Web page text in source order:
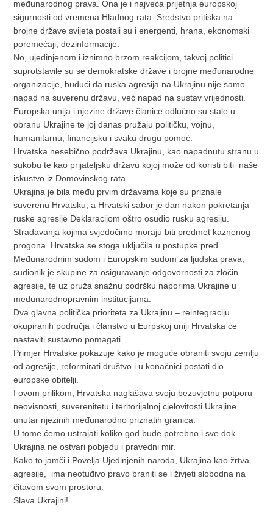
međunarodnog prava. Ona je i najveća prijetnja europskoj
sigurnosti od vremena Hladnog rata. Sredstvo pritiska na
brojne države svijeta postali su i energenti, hrana, ekonomski
poremećaji, dezinformacije.
No, ujedinjenom i iznimno brzom reakcijom, takvoj politici
suprotstavile su se demokratske države i brojne međunarodne
organizacije, budući da ruska agresija na Ukrajinu nije samo
napad na suverenu državu, već napad na sustav vrijednosti.
Europska unija i njezine države članice odlučno su stale u
obranu Ukrajine te joj danas pružaju političku, vojnu,
humanitarnu, financijsku i svaku drugu pomoć.
Hrvatska nesebično podržava Ukrajinu, kao napadnutu stranu u
sukobu te kao prijateljsku državu kojoj može od koristi biti naše
iskustvo iz Domovinskog rata.
Ukrajina je bila među prvim državama koje su priznale
suverenu Hrvatsku, a Hrvatski sabor je dan nakon pokretanja
ruske agresije Deklaracijom oštro osudio rusku agresiju.
Stradavanja kojima svjedočimo moraju biti predmet kaznenog
progona. Hrvatska se stoga uključila u postupke pred
Međunarodnim sudom i Europskim sudom za ljudska prava,
sudionik je skupine za osiguravanje odgovornosti za zločin
agresije, te uz pruža snažnu podršku naporima Ukrajine u
međunarodnopravnim institucijama.
Dva glavna politička prioriteta za Ukrajinu – reintegraciju
okupiranih područja i članstvo u Eurpskoj uniji Hrvatska će
nastaviti sustavno pomagati.
Primjer Hrvatske pokazuje kako je moguće obraniti svoju zemlju
od agresije, reformirati društvo i u konačnici postati dio
europske obitelji.
I ovom prilikom, Hrvatska naglašava svoju bezuvjetnu potporu
neovisnosti, suverenitetu i teritorijalnoj cjelovitosti Ukrajine
unutar njezinih međunarodno priznatih granica.
U tome ćemo ustrajati koliko god bude potrebno i sve dok
Ukrajina ne ostvari pobjedu i pravedni mir.
Kako to jamči i Povelja Ujedinjenih naroda, Ukrajina kao žrtva
agresije, ima neotuđivo pravo braniti se i živjeti slobodna na
čitavom svom prostoru.
Slava Ukrajini!